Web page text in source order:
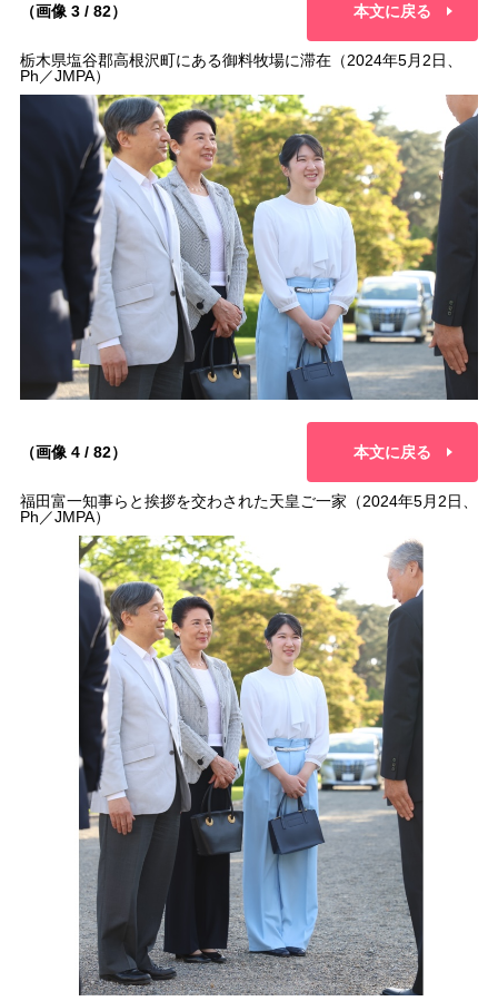
（画像 3 / 82） 本文に戻る
栃木県塩谷郡高根沢町にある御料牧場に滞在（2024年5月2日、
Ph／JMPA）
（画像 4 / 82） 本文に戻る
福田富一知事らと挨拶を交わされた天皇ご一家（2024年5月2日、
Ph／JMPA）